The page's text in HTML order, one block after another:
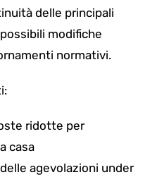
delle principali
modifiche
normativi.
ridotte per
casa
agevolazioni under